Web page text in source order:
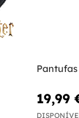
19,99